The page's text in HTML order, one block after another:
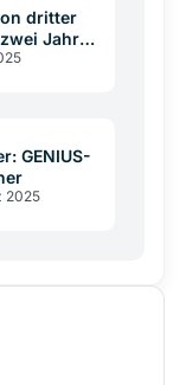
dritter
Jahren
1,7
GENIUS-
2025